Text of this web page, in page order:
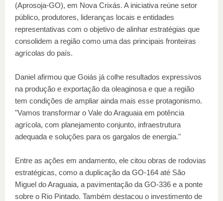
(Aprosoja-GO), em Nova Crixás. A iniciativa reúne setor
público, produtores, lideranças locais e entidades
representativas com o objetivo de alinhar estratégias que
consolidem a região como uma das principais fronteiras
agrícolas do país.
Daniel afirmou que Goiás já colhe resultados expressivos
na produção e exportação da oleaginosa e que a região
tem condições de ampliar ainda mais esse protagonismo.
"Vamos transformar o Vale do Araguaia em potência
agrícola, com planejamento conjunto, infraestrutura
adequada e soluções para os gargalos de energia."
Entre as ações em andamento, ele citou obras de rodovias
estratégicas, como a duplicação da GO-164 até São
Miguel do Araguaia, a pavimentação da GO-336 e a ponte
sobre o Rio Pintado. Também destacou o investimento de